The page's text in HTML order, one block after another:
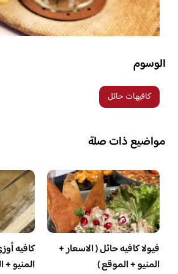
الوسوم
كافيهات حائل
مواضيع ذات صلة
فيولا كافيه حائل ( الاسعار +
المنيو + الموقع )
كافيه
المنيو +